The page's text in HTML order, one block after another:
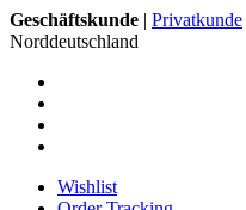
Geschäftskunde | Privatkunde
Norddeutschland
Wishlist